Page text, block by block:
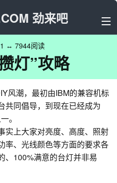
劲来吧
↔ 7944阅读
灯”攻略
风潮，最初由IBM的兼容机标
共同倡导，到现在已经成为
。
实上大家对亮度、高度、照射
率、光线颜色等方面的要求各
、100%满意的台灯并非易